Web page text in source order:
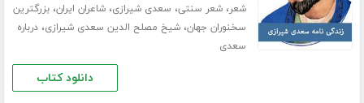
شعر،شعر سنتی، سعدی شیرازی،شاعران ایران،بزرگترین
سخنوران جهان،شیخ مصلح الدین سعدی شیرازی،درباره
سعدی
دانلود کتاب